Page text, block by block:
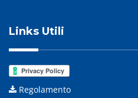
Links Utili
Regolamento